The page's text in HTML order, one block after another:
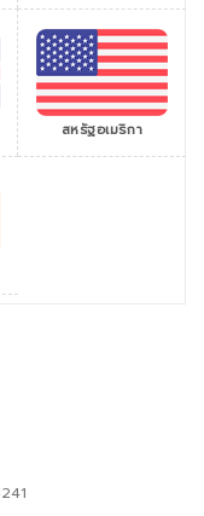
สหรัฐอเมริกา